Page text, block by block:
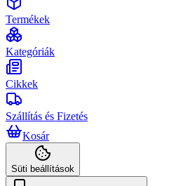
Termékek
Kategóriák
Cikkek
Szállítás és Fizetés
Kosár
Süti beállítások